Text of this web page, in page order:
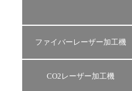
ファイバーレーザー加工機
CO2レーザー加工機